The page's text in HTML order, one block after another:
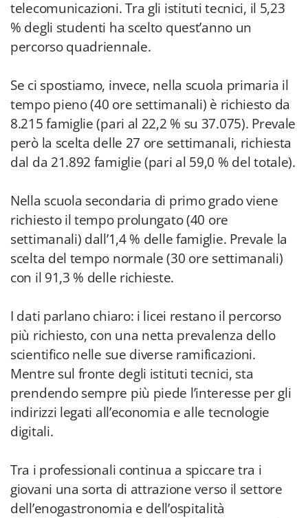
telecomunicazioni. Tra gli istituti tecnici, il 5,23
% degli studenti ha scelto quest’anno un
percorso quadriennale.
Se ci spostiamo, invece, nella scuola primaria il
tempo pieno (40 ore settimanali) è richiesto da
8.215 famiglie (pari al 22,2 % su 37.075). Prevale
però la scelta delle 27 ore settimanali, richiesta
dal da 21.892 famiglie (pari al 59,0 % del totale).
Nella scuola secondaria di primo grado viene
richiesto il tempo prolungato (40 ore
settimanali) dall’1,4 % delle famiglie. Prevale la
scelta del tempo normale (30 ore settimanali)
con il 91,3 % delle richieste.
I dati parlano chiaro: i licei restano il percorso
più richiesto, con una netta prevalenza dello
scientifico nelle sue diverse ramificazioni.
Mentre sul fronte degli istituti tecnici, sta
prendendo sempre più piede l’interesse per gli
indirizzi legati all’economia e alle tecnologie
digitali.
Tra i professionali continua a spiccare tra i
giovani una sorta di attrazione verso il settore
dell’enogastronomia e dell’ospitalità